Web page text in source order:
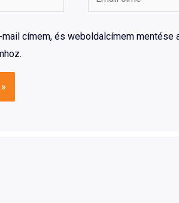
címe
mail címem, és weboldalcímem mentése